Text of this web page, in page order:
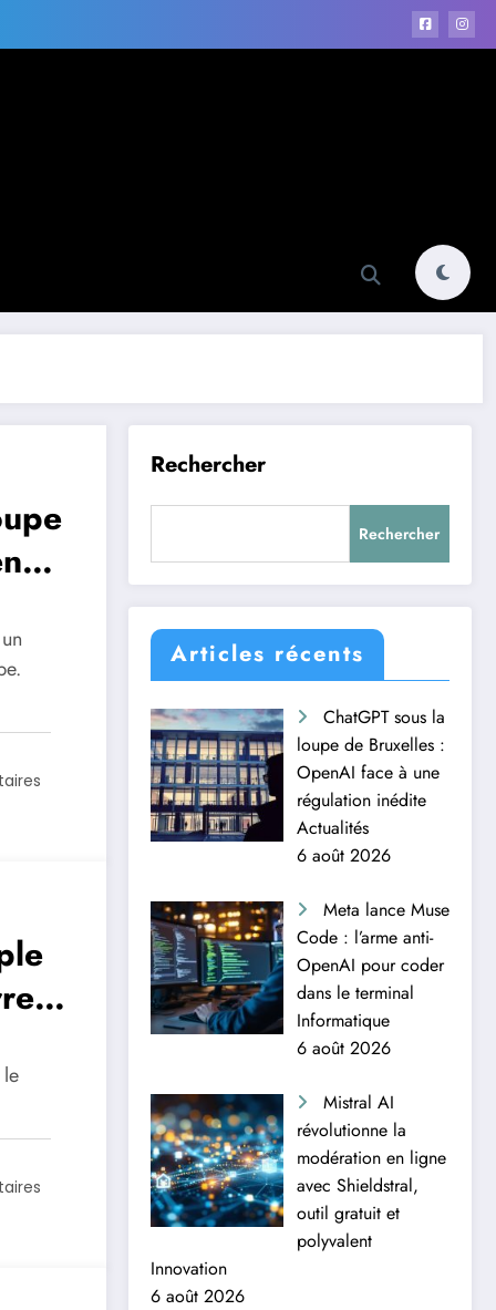
Rechercher
Rechercher
Articles récents
ChatGPT sous la
loupe de Bruxelles :
OpenAI face à une
régulation inédite
Actualités
6 août 2026
Meta lance Muse
Code : l’arme anti-
OpenAI pour coder
dans le terminal
Informatique
6 août 2026
Mistral AI
révolutionne la
modération en ligne
avec Shieldstral,
outil gratuit et
polyvalent
Innovation
6 août 2026